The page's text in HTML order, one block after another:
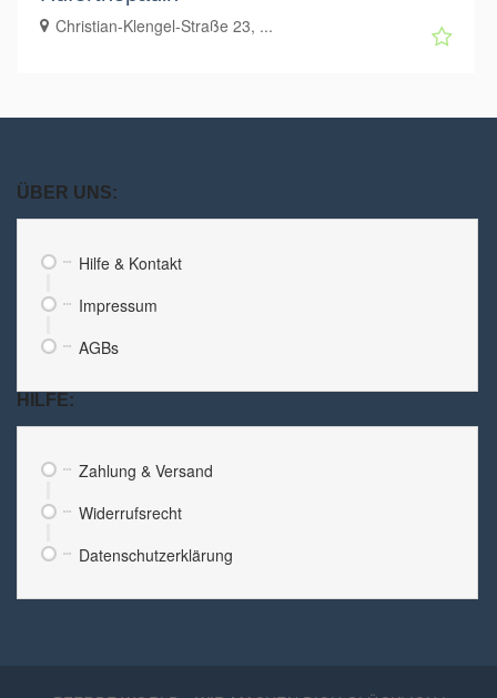
Christian-Klengel-Straße 23, ...
ÜBER UNS:
Hilfe & Kontakt
Impressum
AGBs
HILFE:
Zahlung & Versand
Widerrufsrecht
Datenschutzerklärung